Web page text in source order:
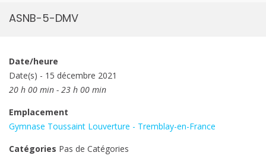
ASNB-5-DMV
Date/heure
Date(s) - 15 décembre 2021
20 h 00 min - 23 h 00 min
Emplacement
Gymnase Toussaint Louverture - Tremblay-en-France
Catégories Pas de Catégories